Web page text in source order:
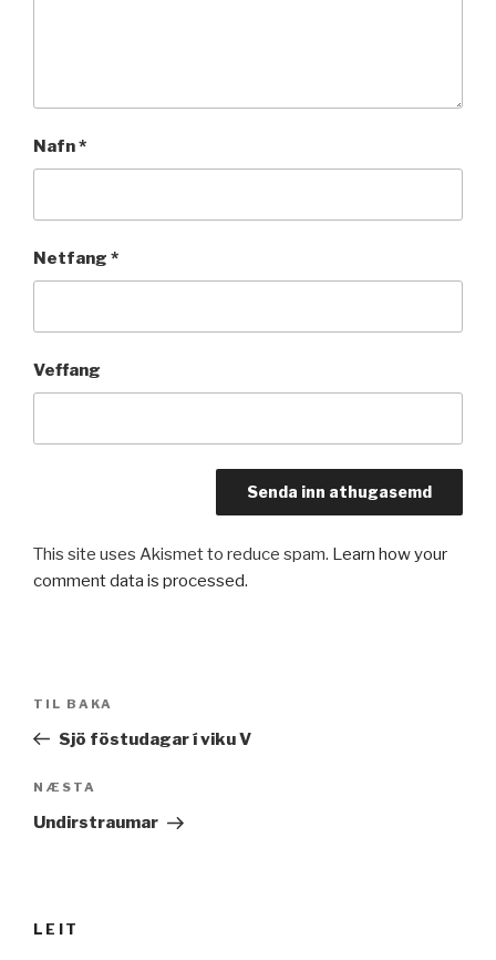
Nafn*
Netfang *
Veffang
This site uses Akismet to reduce spam. Learn how your
comment data is processed.
Fyrri
færsla
TIL BAKA
Sjö föstudagar í viku V
Næsta
færsla
NÆSTA
Undirstraumar
LEIT